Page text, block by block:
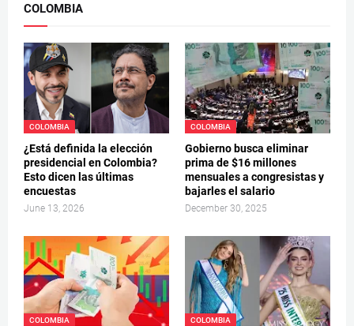
COLOMBIA
COLOMBIA
¿Está definida la elección
presidencial en Colombia?
Esto dicen las últimas
encuestas
June 13, 2026
COLOMBIA
Gobierno busca eliminar
prima de $16 millones
mensuales a congresistas y
bajarles el salario
December 30, 2025
COLOMBIA COLOMBIA